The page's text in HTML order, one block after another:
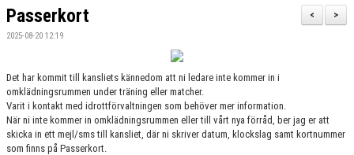
DOKUMENT
BILDGALLERI
ÅRSHJUL
>
<
Passerkort
2025-08-20 12:19
Det har kommit till kansliets kännedom att ni ledare inte kommer in i
omklädningsrummen under träning eller matcher.
Varit i kontakt med idrottförvaltningen som behöver mer information.
När ni inte kommer in omklädningsrummen eller till vårt nya förråd, ber jag er att
skicka in ett mejl/sms till kansliet, där ni skriver datum, klockslag samt kortnummer
som finns på Passerkort.